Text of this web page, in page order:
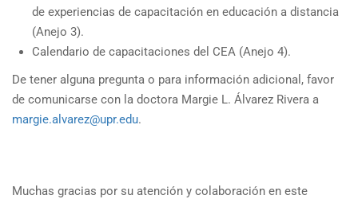
de experiencias de capacitación en educación a distancia
(Anejo 3).
Calendario de capacitaciones del CEA (Anejo 4).
De tener alguna pregunta o para información adicional, favor
de comunicarse con la doctora Margie L. Álvarez Rivera a
margie.alvarez@upr.edu.
Muchas gracias por su atención y colaboración en este